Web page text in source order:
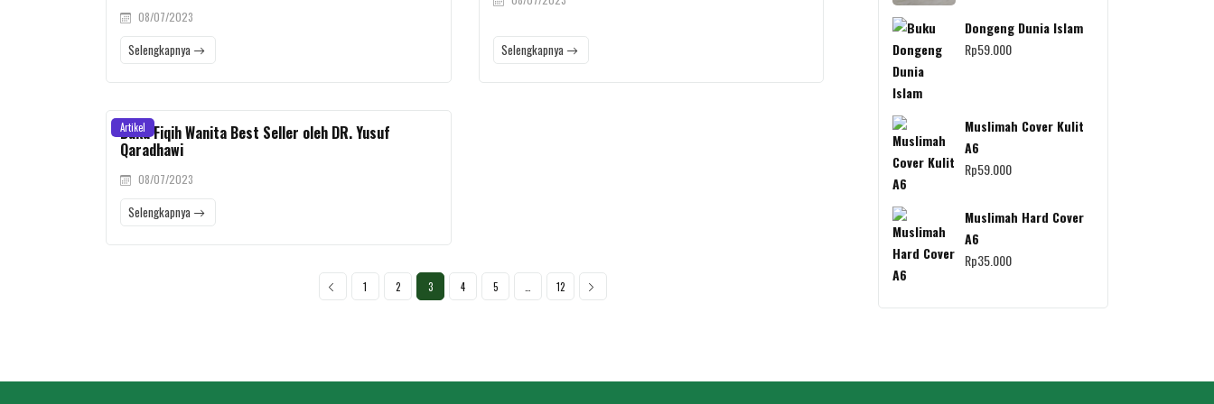
08/07/2023
Selengkapnya Selengkapnya
Artikel
Buku Fiqih Wanita Best Seller oleh DR. Yusuf
Qaradhawi
08/07/2023
Selengkapnya
1 2 3 4 5 12
Dongeng Dunia Islam
Rp59.000
Muslimah Cover Kulit
A6
Rp59.000
Muslimah Hard Cover
A6
Rp35.000